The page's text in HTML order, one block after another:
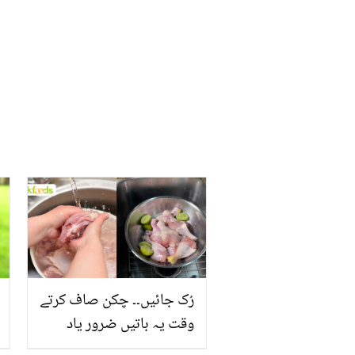
رُک جائیں۔۔ چکن صاف کرتے
وقت یہ باتیں ضرور یاد